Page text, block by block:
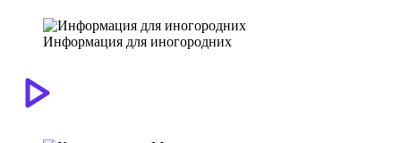
Информация для иногородних